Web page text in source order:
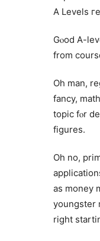
A Levels
Gⲟod A-
from
Oh mаn,
fancy,
topic fⲟr
figures.
Oh no,
as money
youngster
right